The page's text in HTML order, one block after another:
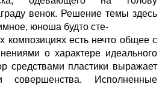
венок. Решение темы здесь
юноша будто сте-
композициях есть нечто общее с
о характере идеального
средствами пластики выражает
Исполненные